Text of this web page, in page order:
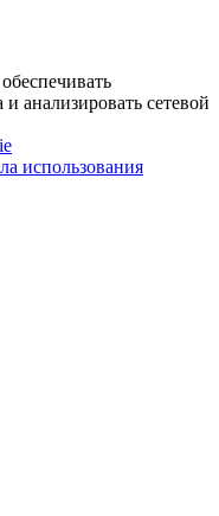
анализировать сетевой
использования